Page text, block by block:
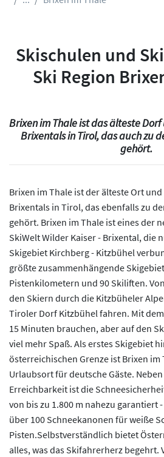
Skischulen und
Ski Region
Brixen im Thale ist das älteste
Brixentals in Tirol, das auch zu
gehört.
Brixen im Thale ist der älteste Ort
Brixentals in Tirol, das ebenfalls zu
gehört. Brixen im Thale ist eines der
SkiWelt Wilder Kaiser - Brixental, die
Skigebiet Kirchberg - Kitzbühel
größte zusammenhängende
Pistenkilometern und 90 Skiliften.
den Skiern durch die Kitzbüheler
Tiroler Dorf Kitzbühel fahren. Mit
15 Minuten brauchen, aber auf den
viel mehr Spaß. Als erstes Skigebiet
österreichischen Grenze ist Brixen
Urlaubsort für deutsche Gäste.
Erreichbarkeit ist die
von bis zu 1.800 m nahezu garantiert
über 100 Schneekanonen für weiße
Pisten.Selbstverständlich bietet
alles, was das Skifahrerherz begehrt.